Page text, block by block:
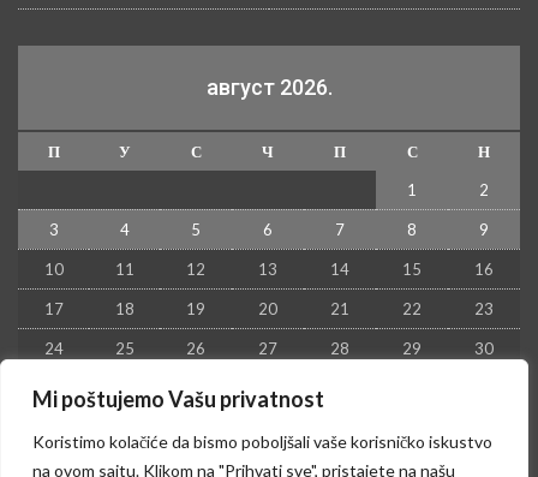
Mi poštujemo Vašu privatnost
Koristimo kolačiće da bismo poboljšali vaše korisničko iskustvo
na ovom sajtu. Klikom na "Prihvati sve", pristajete na našu
август 2026.
П У С Ч П С
Н
1
2
3 4 5 6 7 8 9
10 11 12 13 14 15 16
17 18 19 20 21 22 23
24 25 26 27 28 29 30
31